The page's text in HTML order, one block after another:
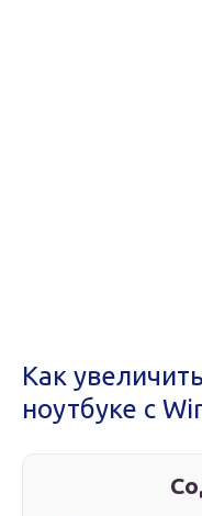
Как
ноутбуке с